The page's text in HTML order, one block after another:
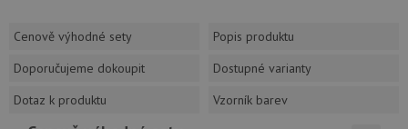
Cenově výhodné sety
Popis produktu
Doporučujeme dokoupit
Dostupné varianty
Dotaz k produktu
Vzorník barev